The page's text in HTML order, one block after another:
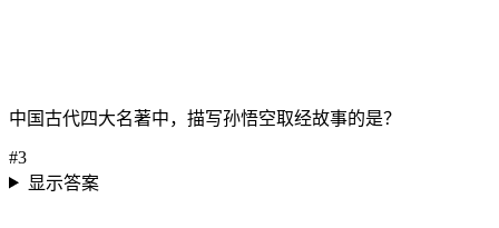
中国古代四大名著中，描写孙悟空取经故事的是？
#3
显示答案